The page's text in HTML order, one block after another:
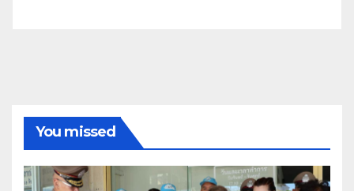
You missed